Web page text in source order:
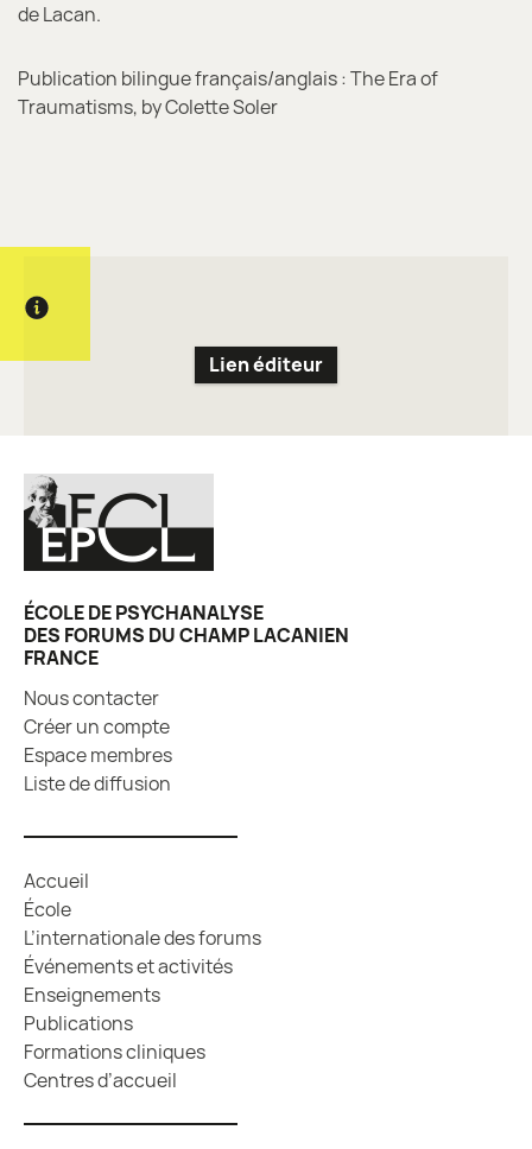
de Lacan.
Publication bilingue français/anglais : The Era of
Traumatisms, by Colette Soler
Informations complémentaires
Lien éditeur
ÉCOLE DE PSYCHANALYSE
DES FORUMS DU CHAMP LACANIEN
FRANCE
Nous contacter
Créer un compte
Espace membres
Liste de diffusion
Accueil
École
L’internationale des forums
Événements et activités
Enseignements
Publications
Formations cliniques
Centres d’accueil